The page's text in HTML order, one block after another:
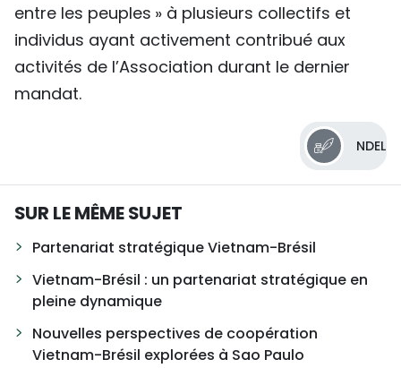
entre les peuples » à plusieurs collectifs et
individus ayant activement contribué aux
activités de l’Association durant le dernier
mandat.
NDEL
SUR LE MÊME SUJET
Partenariat stratégique Vietnam-Brésil
Vietnam-Brésil : un partenariat stratégique en
pleine dynamique
Nouvelles perspectives de coopération
Vietnam-Brésil explorées à Sao Paulo